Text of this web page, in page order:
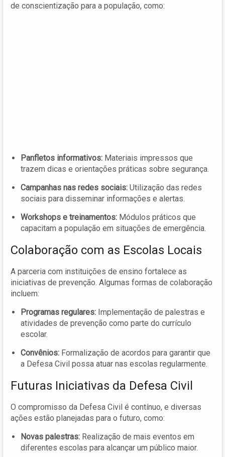
de conscientização para a população, como:
Panfletos informativos: Materiais impressos que
trazem dicas e orientações práticas sobre segurança.
Campanhas nas redes sociais: Utilização das redes
sociais para disseminar informações e alertas.
Workshops e treinamentos: Módulos práticos que
capacitam a população em situações de emergência.
Colaboração com as Escolas Locais
A parceria com instituições de ensino fortalece as
iniciativas de prevenção. Algumas formas de colaboração
incluem:
Programas regulares: Implementação de palestras e
atividades de prevenção como parte do currículo
escolar.
Convênios: Formalização de acordos para garantir que
a Defesa Civil possa atuar nas escolas regularmente.
Futuras Iniciativas da Defesa Civil
O compromisso da Defesa Civil é contínuo, e diversas
ações estão planejadas para o futuro, como:
Novas palestras: Realização de mais eventos em
diferentes escolas para alcançar um público maior.